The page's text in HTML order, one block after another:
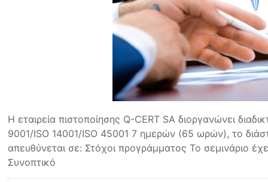
Η εταιρεία πιστοποίησης Q-CERT SA διοργανώνει
9001/ISO 14001/ISO 45001 7 ημερών (65 ωρών), το
απευθύνεται σε: Στόχοι προγράμματος Το σεμινάριο
Συνοπτικό